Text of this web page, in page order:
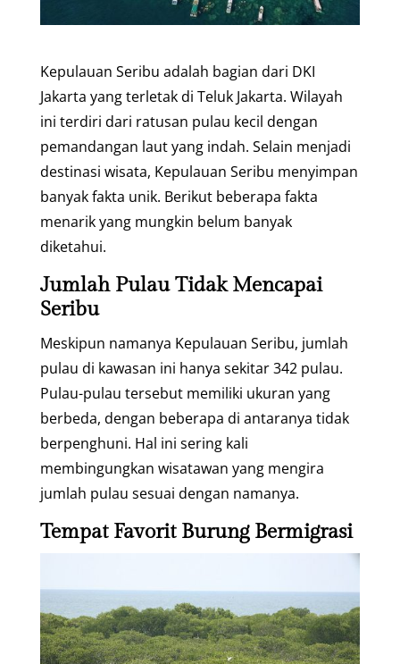
Kepulauan Seribu adalah bagian dari DKI
Jakarta yang terletak di Teluk Jakarta. Wilayah
ini terdiri dari ratusan pulau kecil dengan
pemandangan laut yang indah. Selain menjadi
destinasi wisata, Kepulauan Seribu menyimpan
banyak fakta unik. Berikut beberapa fakta
menarik yang mungkin belum banyak
diketahui.
Jumlah Pulau Tidak Mencapai
Seribu
Meskipun namanya Kepulauan Seribu, jumlah
pulau di kawasan ini hanya sekitar 342 pulau.
Pulau-pulau tersebut memiliki ukuran yang
berbeda, dengan beberapa di antaranya tidak
berpenghuni. Hal ini sering kali
membingungkan wisatawan yang mengira
jumlah pulau sesuai dengan namanya.
Tempat Favorit Burung Bermigrasi